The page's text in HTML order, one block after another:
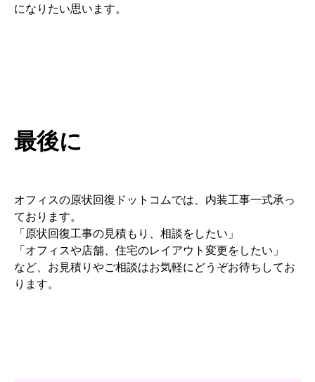
になりたい思います。
最後に
オフィスの原状回復ドットコムでは、内装工事一式承っ
ております。
「原状回復工事の見積もり、相談をしたい」
「オフィスや店舗、住宅のレイアウト変更をしたい」
など、お見積りやご相談はお気軽にどうぞお待ちしてお
ります。